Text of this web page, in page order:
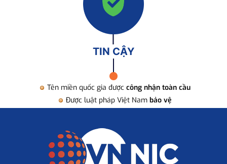
TIN CẬY
Tên miền quốc gia được công nhận toàn cầu
Được luật pháp Việt Nam bảo vệ